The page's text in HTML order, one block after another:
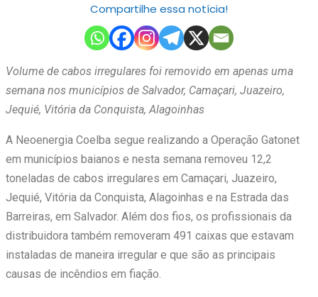
Compartilhe essa notícia!
Volume de cabos irregulares foi removido em apenas uma
semana nos municípios de Salvador, Camaçari, Juazeiro,
Jequié, Vitória da Conquista, Alagoinhas
A Neoenergia Coelba segue realizando a Operação Gatonet
em municípios baianos e nesta semana removeu 12,2
toneladas de cabos irregulares em Camaçari, Juazeiro,
Jequié, Vitória da Conquista, Alagoinhas e na Estrada das
Barreiras, em Salvador. Além dos fios, os profissionais da
distribuidora também removeram 491 caixas que estavam
instaladas de maneira irregular e que são as principais
causas de incêndios em fiação.